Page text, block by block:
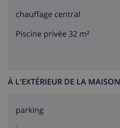
terrain enclôturé
2 terrasses, dont 1 couverte
barbecue
chauffage central
Piscine privée 32 m²
À L'EXTÉRIEUR DE LA MAISON
parking